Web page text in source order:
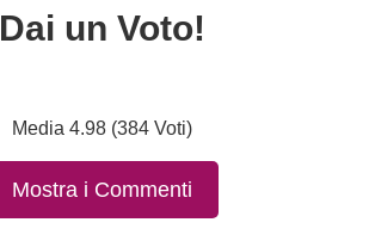
Dai un Voto!
Media 4.98 (384 Voti)
Mostra i Commenti